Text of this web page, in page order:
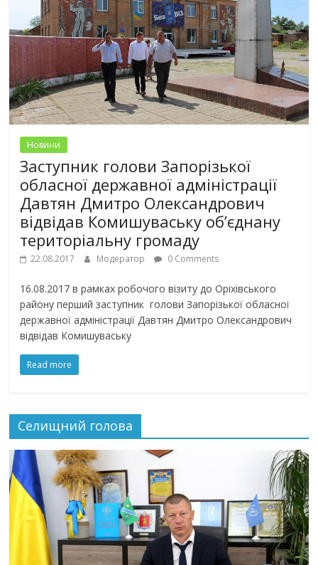
Новини
Заступник голови Запорізької
обласної державної адміністрації
Давтян Дмитро Олександрович
відвідав Комишуваську об’єднану
територіальну громаду
22.08.2017 Модератор 0 Comments
16.08.2017 в рамках робочого візиту до Оріхівського
району перший заступник голови Запорізької обласної
державної адміністрації Давтян Дмитро Олександрович
відвідав Комишуваську
Read more
Селищний голова